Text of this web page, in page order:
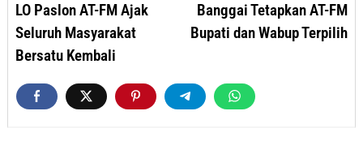
LO Paslon AT-FM Ajak
Seluruh Masyarakat
Bersatu Kembali
Banggai Tetapkan AT-FM
Bupati dan Wabup Terpilih